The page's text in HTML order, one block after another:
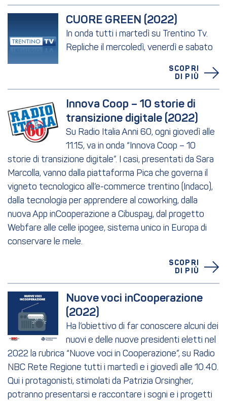
CUORE GREEN (2022)
In onda tutti i martedì su Trentino Tv.
Repliche il mercoledì, venerdì e sabato
SCOPRI
DI PIÙ
Innova Coop – 10 storie di
transizione digitale (2022)
Su Radio Italia Anni 60, ogni giovedì alle
11.15, va in onda “Innova Coop – 10
storie di transizione digitale”. I casi, presentati da Sara
Marcolla, vanno dalla piattaforma Pica che governa il
vigneto tecnologico all’e-commerce trentino (Indaco),
dalla tecnologia per apprendere al coworking, dalla
nuova App inCooperazione a Cibuspay, dal progetto
Webfare alle celle ipogee, sistema unico in Europa di
conservare le mele.
SCOPRI
DI PIÙ
Nuove voci inCooperazione
(2022)
Ha l’obiettivo di far conoscere alcuni dei
nuovi e delle nuove presidenti eletti nel
2022 la rubrica “Nuove voci in Cooperazione”, su Radio
NBC Rete Regione tutti i martedì e i giovedì alle 10.40.
Qui i protagonisti, stimolati da Patrizia Orsingher,
potranno presentarsi e raccontare i sogni e i progetti